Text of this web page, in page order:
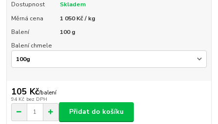
Dostupnost
Skladem
Měrná cena
1 050 Kč / kg
Balení
100 g
Balení chmele
105 Kč/balení
94 Kč bez DPH
Přidat do košíku